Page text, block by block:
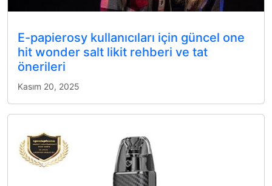
E-papierosy kullanıcıları için güncel one
hit wonder salt likit rehberi ve tat
önerileri
Kasım 20, 2025